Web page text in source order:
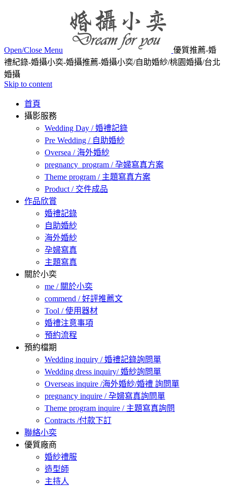
Open/Close Menu
優質推薦-婚
禮紀錄-婚攝小奕-婚攝推薦-婚攝小奕/自助婚紗/桃園婚攝/台北
婚攝
Skip to content
首頁
攝影服務
Wedding Day / 婚禮記錄
Pre Wedding / 自助婚紗
Oversea / 海外婚紗
pregnancy_program / 孕婦寫真方案
Theme program / 主題寫真方案
Product / 交件成品
作品欣賞
婚禮記錄
自助婚紗
海外婚紗
孕婦寫真
主題寫真
關於小奕
me / 關於小奕
commend / 好評推薦文
Tool / 使用器材
婚禮注意事項
預約流程
預約檔期
Wedding inquiry / 婚禮記錄詢問單
Wedding dress inquiry/ 婚紗詢問單
Overseas inquire /海外婚紗/婚禮 詢問單
pregnancy inquire / 孕婦寫真詢問單
Theme program inquire / 主題寫真詢問
Contracts /付款下訂
聯絡小奕
優質廠商
婚紗禮服
造型師
主持人